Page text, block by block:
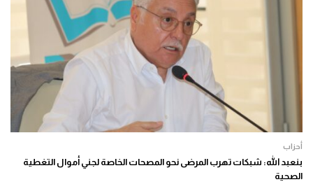
أحزاب
بنعبد الله: شبكات تهرب المرضى نحو المصحات الخاصة لجني أموال التغطية
الصحية